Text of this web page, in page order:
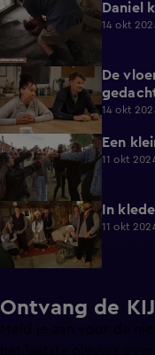
3:54 Daniel
14 okt
4:16
De
14 okt
5:58 Een
11 okt
4:42 In
11 okt
Ontvang de